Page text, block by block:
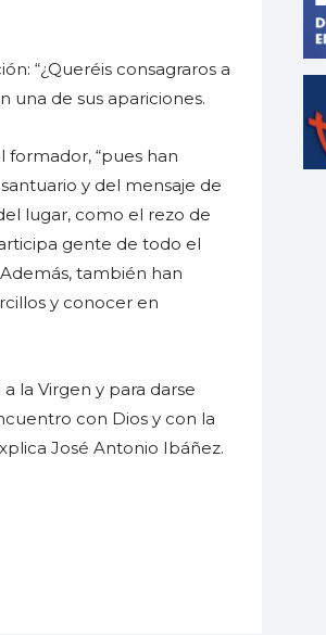
“¿Queréis consagraros a
una de sus apariciones.
formador, “pues han
y del mensaje de
lugar, como el rezo de
gente de todo el
también han
y conocer en
la Virgen y para darse
con Dios y con la
José Antonio Ibáñez.